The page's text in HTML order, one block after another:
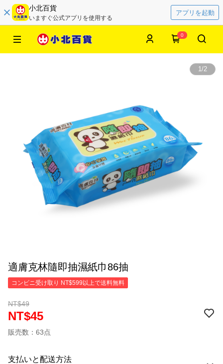
小北百貨
いますぐ公式アプリを使用する
アプリを起動
0
1/2
適膚克林隨即抽濕紙巾86抽
コンビニ受け取り NT$599以上で送料無料
NT$49
NT$45
販売数：63点
支払いと配送方法